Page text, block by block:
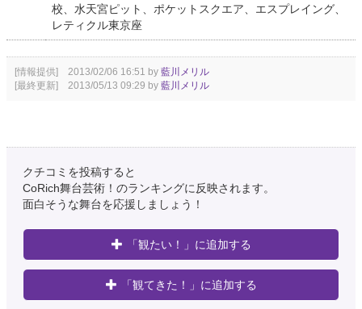
校、水天宮ピット、ポケットスクエア、エスプレイング、
レティクル東京座
[情報提供] 2013/02/06 16:51 by 藍川メリル
[最終更新] 2013/05/13 09:29 by 藍川メリル
クチコミを投稿すると
CoRich舞台芸術！のランキングに反映されます。
面白そうな舞台を応援しましょう！
「観たい！」に追加する
「観てきた！」に追加する